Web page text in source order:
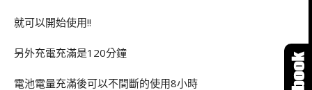
就可以開始使用!!
另外充電充滿是120分鐘
電池電量充滿後可以不間斷的使用8小時